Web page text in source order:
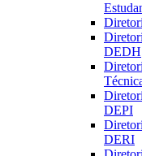
DEDH
DEPI
DERI